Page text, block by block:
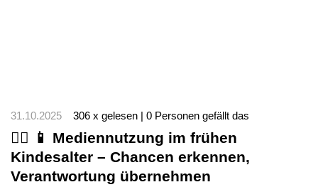
31.10.2025 306 x gelesen | 0 Personen gefällt das
🤸‍♀️ 📱 Mediennutzung im frühen
Kindesalter – Chancen erkennen,
Verantwortung übernehmen